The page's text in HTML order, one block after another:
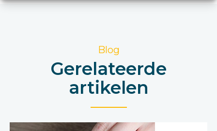
Blog
Gerelateerde
artikelen